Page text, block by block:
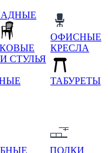
СТУЛЬЯ
ОФИСНЫЕ
КРЕСЛА
ТАБУРЕТЫ
ПОЛКИ